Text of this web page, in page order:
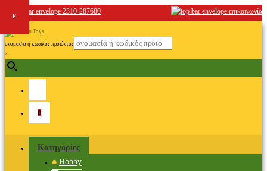
2310-287680 επικοινωνία
ονομασία ή κωδικός προϊόντος
×
0
Κατηγορίες
Hobby